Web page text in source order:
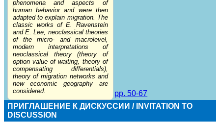
phenomena and aspects of
human behavior and were then
adapted to explain migration. The
classic works of E. Ravenstein
and E. Lee, neoclassical theories
of the micro- and macrolevel,
modern interpretations of
neoclassical theory (theory of
option value of waiting, theory of
compensating differentials),
theory of migration networks and
new economic geography are
considered.
pp. 50-67
ПРИГЛАШЕНИЕ К ДИСКУССИИ / INVITATION TO
DISCUSSION